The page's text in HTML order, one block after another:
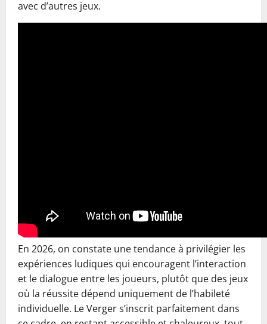
avec d’autres jeux.
En 2026, on constate une tendance à privilégier les
expériences ludiques qui encouragent l’interaction
et le dialogue entre les joueurs, plutôt que des jeux
où la réussite dépend uniquement de l’habileté
individuelle. Le Verger s’inscrit parfaitement dans